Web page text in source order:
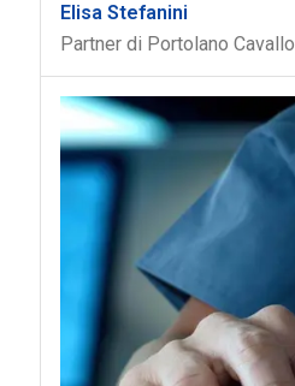
Elisa Stefanini
Partner di Portolano Cavallo